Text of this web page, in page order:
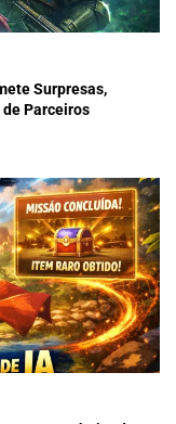
Surpresas,
Parceiros